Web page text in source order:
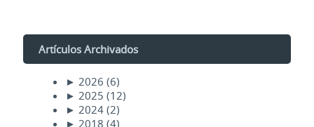
Artículos Archivados
► 2026 (6)
► 2025 (12)
► 2024 (2)
► 2018 (4)